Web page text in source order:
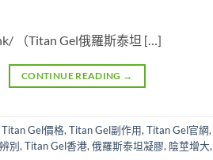
（Titan Gel俄羅斯泰坦 […]
CONTINUE READING →
Titan Gel價格, Titan Gel副作用, Titan Gel官網,
別, Titan Gel香港, 俄羅斯泰坦凝膠, 陰莖增大,